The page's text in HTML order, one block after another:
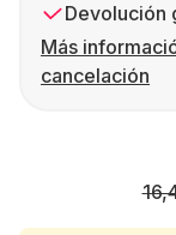
Devolución
Más
cancelación